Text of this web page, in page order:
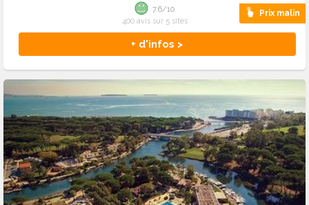
Prix malin
+ d'infos >
7.6/10
400 avis sur 5 sites